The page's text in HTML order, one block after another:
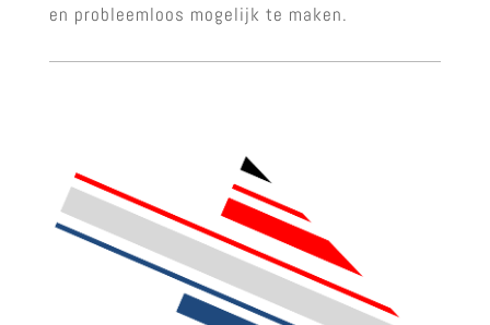
en probleemloos mogelijk te maken.